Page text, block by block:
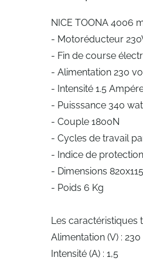
NICE TOONA 4006
- Motoréducteur
- Fin de course
- Alimentation 230
- Intensité 1.5
- Puisssance 340
- Couple 1800N
- Cycles de travail
- Indice de
- Dimensions
- Poids 6 Kg
Les caractéristiques
Alimentation (V) : 230
Intensité (A) : 1,5